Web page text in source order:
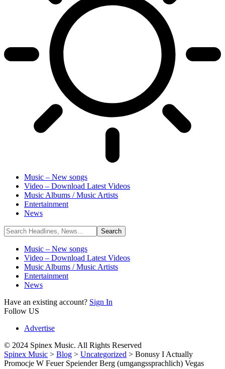
Music – New songs
Video – Download Latest Videos
Music Albums / Music Artists
Entertainment
News
Music – New songs
Video – Download Latest Videos
Music Albums / Music Artists
Entertainment
News
Have an existing account? Sign In
Follow US
Advertise
© 2024 Spinex Music. All Rights Reserved
Spinex Music > Blog > Uncategorized > Bonusy I Actually
Promocje W Feuer Speiender Berg (umgangssprachlich) Vegas